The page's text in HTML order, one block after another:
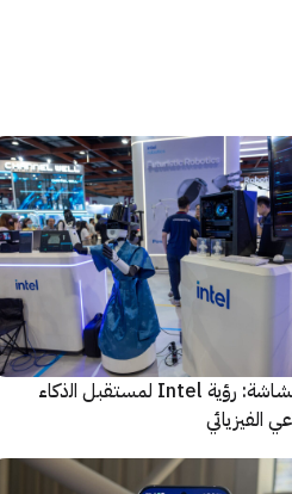
ﻣا بعد الشاشة: رؤية Intel لمستقبل اﻟذﻛﺎء
الفيزيائي